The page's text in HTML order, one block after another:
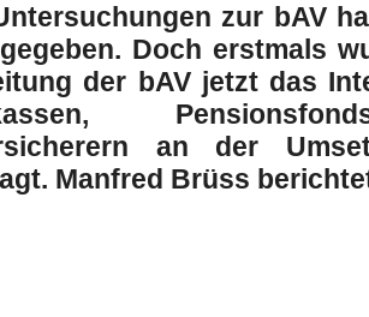
zur bAV
Doch erstmals
der bAV jetzt das
an der
Manfred Brüss